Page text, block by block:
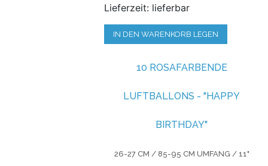
Lieferzeit: lieferbar
IN DEN WARENKORB LEGEN
10 ROSAFARBENDE
LUFTBALLONS - "HAPPY
BIRTHDAY"
26-27 CM / 85-95 CM UMFANG / 11"